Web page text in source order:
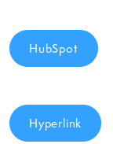
HubSpot
Hyperlink